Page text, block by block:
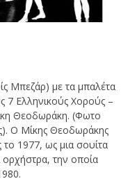
Μπεζάρ) με τα μπαλέτα
7 Ελληνικούς Χορούς –
Θεοδωράκη. (Φωτο
Ο Μίκης Θεοδωράκης
1977, ως μια σουίτα
την οποία